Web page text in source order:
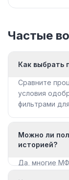
Частые
Как
Сравните
условия
фильтрами
Можно ли
историей?
Да, многие